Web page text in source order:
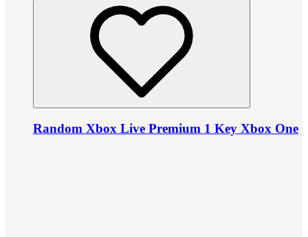
Random Xbox Live Premium 1 Key Xbox One